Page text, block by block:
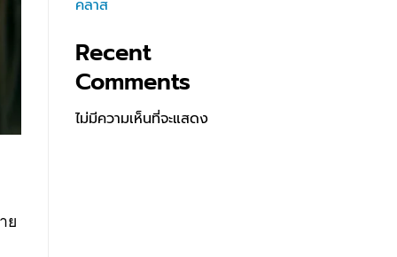
ย
คลาส
Recent
Comments
ไม่มีความเห็นที่จะแสดง